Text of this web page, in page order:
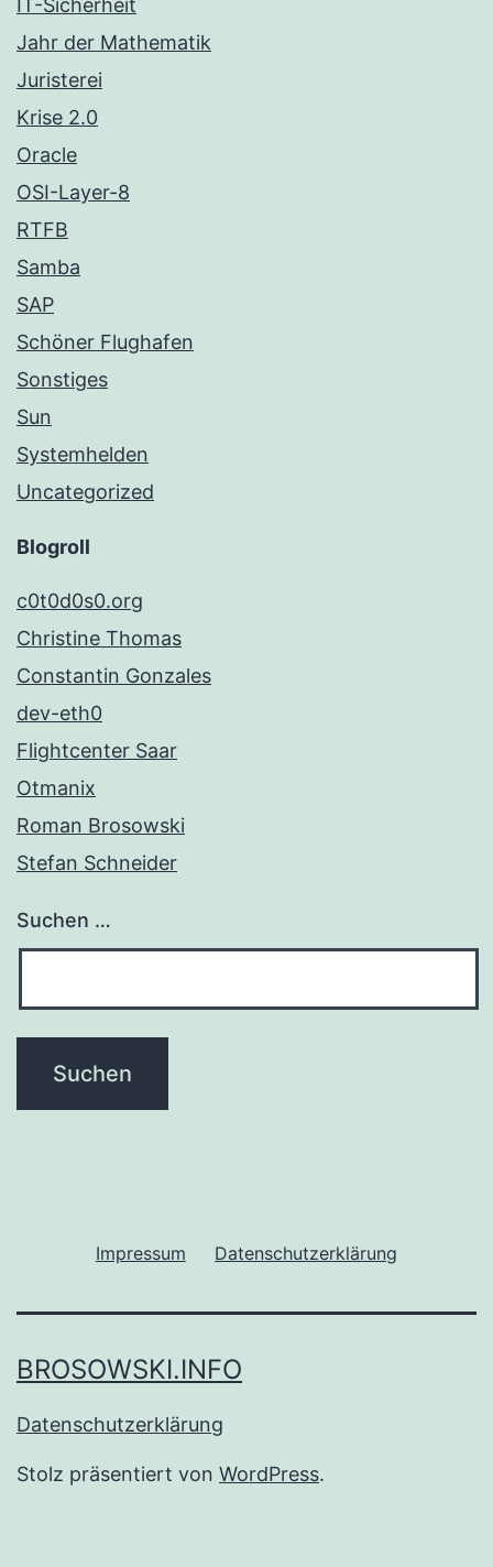
IT-Sicherheit
Jahr der Mathematik
Juristerei
Krise 2.0
Oracle
OSI-Layer-8
RTFB
Samba
SAP
Schöner Flughafen
Sonstiges
Sun
Systemhelden
Uncategorized
Blogroll
c0t0d0s0.org
Christine Thomas
Constantin Gonzales
dev-eth0
Flightcenter Saar
Otmanix
Roman Brosowski
Stefan Schneider
Suchen …
Impressum Datenschutzerklärung
BROSOWSKI.INFO
Datenschutzerklärung
Stolz präsentiert von WordPress.